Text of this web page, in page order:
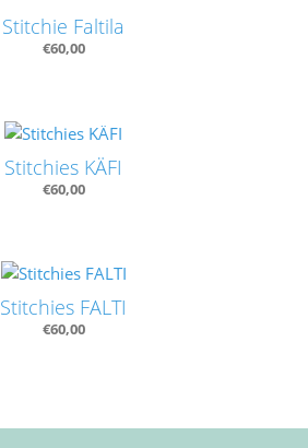
Stitchie Faltila
€60,00
Stitchies KÄFI
€60,00
Stitchies FALTI
€60,00